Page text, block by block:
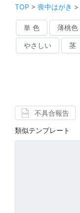
TOP > 喪中はがき >
単 色 薄桃色
やさしい 茎
不具合報告
類似テンプレート